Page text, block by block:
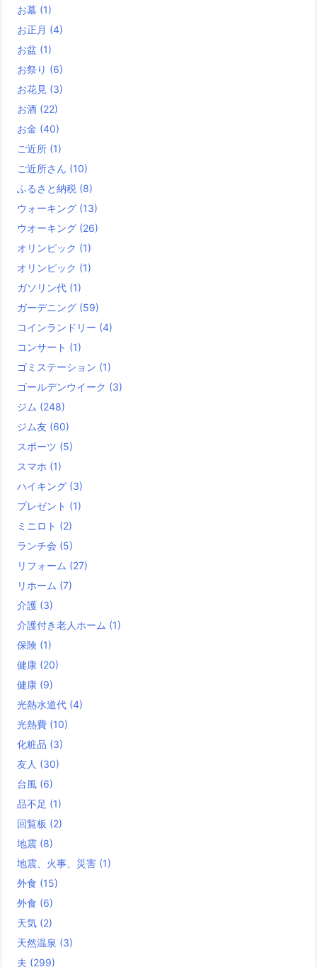
お墓 (1)
お正月 (4)
お盆 (1)
お祭り (6)
お花見 (3)
お酒 (22)
お金 (40)
ご近所 (1)
ご近所さん (10)
ふるさと納税 (8)
ウォーキング (13)
ウオーキング (26)
オリンピック (1)
オリンピック (1)
ガソリン代 (1)
ガーデニング (59)
コインランドリー (4)
コンサート (1)
ゴミステーション (1)
ゴールデンウイーク (3)
ジム (248)
ジム友 (60)
スポーツ (5)
スマホ (1)
ハイキング (3)
プレゼント (1)
ミニロト (2)
ランチ会 (5)
リフォーム (27)
リホーム (7)
介護 (3)
介護付き老人ホーム (1)
保険 (1)
健康 (20)
健康 (9)
光熱水道代 (4)
光熱費 (10)
化粧品 (3)
友人 (30)
台風 (6)
品不足 (1)
回覧板 (2)
地震 (8)
地震、火事、災害 (1)
外食 (15)
外食 (6)
天気 (2)
天然温泉 (3)
夫 (299)